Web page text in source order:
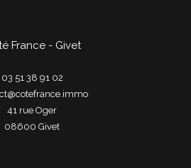
France - Givet
03 51 38 91 02
41 rue Oger
08600
givet